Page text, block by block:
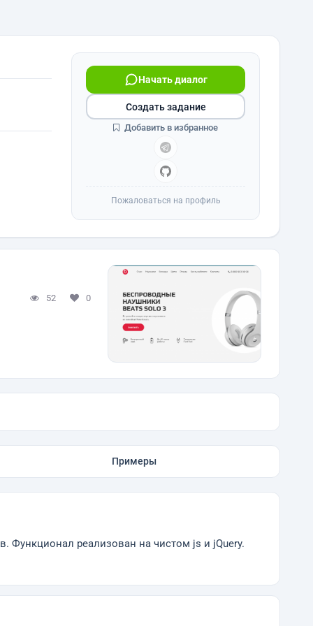
Начать диалог
Создать задание
Добавить в избранное
Пожаловаться на профиль
52 0
Примеры
Функционал реализован на чистом js и jQuery.